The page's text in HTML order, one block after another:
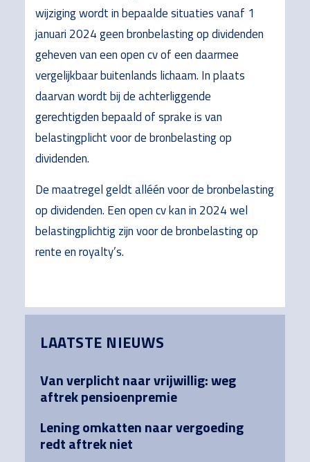
wijziging wordt in bepaalde situaties vanaf 1
januari 2024 geen bronbelasting op dividenden
geheven van een open cv of een daarmee
vergelijkbaar buitenlands lichaam. In plaats
daarvan wordt bij de achterliggende
gerechtigden bepaald of sprake is van
belastingplicht voor de bronbelasting op
dividenden.
De maatregel geldt alléén voor de bronbelasting
op dividenden. Een open cv kan in 2024 wel
belastingplichtig zijn voor de bronbelasting op
rente en royalty’s.
Sidebar
LAATSTE NIEUWS
Van verplicht naar vrijwillig: weg
aftrek pensioenpremie
Lening omkatten naar vergoeding
redt aftrek niet